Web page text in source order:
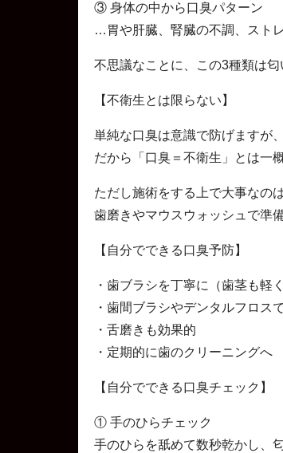
③ 身体の中から口臭パターン
…胃や肝臓、腎臓の不調、スト
不思議なことに、この3種類は
【不衛生とは限らない】
単純な口臭は意識で防げますが
だから「口臭＝不衛生」とは一
ただし施術をする上で大事なの
歯磨きやマウスウォッシュで準
【自分でできる口臭予防】
・歯ブラシを丁寧に（歯茎も軽
・歯間ブラシやデンタルフロス
・舌磨きも効果的
・定期的に歯のクリーニングへ
【自分でできる口臭チェック】
① 手のひらチェック
手のひらを舐めて数秒乾かし、